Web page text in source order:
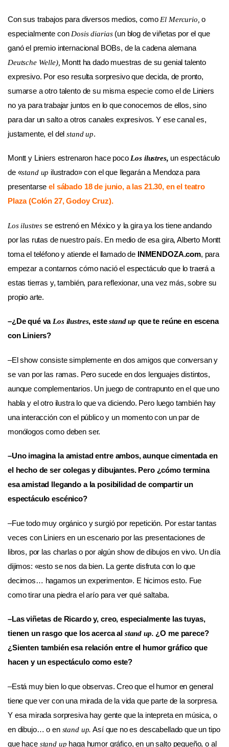
Con sus trabajos para diversos medios, como El Mercurio,o
especialmente con Dosis diarias (un blog de viñetas por el que
ganó el premio internacional BOBs, de la cadena alemana
Deutsche Welle), Montt ha dado muestras de su genial talento
expresivo. Por eso resulta sorpresivo que decida, de pronto,
sumarse a otro talento de su misma especie como el de Liniers
no ya para trabajar juntos en lo que conocemos de ellos, sino
para dar un salto a otros canales expresivos. Y ese canal es,
justamente, el delstand up.
Montt y Liniers estrenaron hace poco Los ilustres, un espectáculo
de «stand up ilustrado» con el que llegarán a Mendoza para
presentarseel sábado 18 de junio, a las 21.30, en el teatro
Plaza (Colón 27, Godoy Cruz).
Los ilustresse estrenó en México y la gira ya los tiene andando
por las rutas de nuestro país. En medio de esa gira, Alberto Montt
toma el teléfono y atiende el llamado de INMENDOZA.com, para
empezar a contarnos cómo nació el espectáculo que lo traerá a
estas tierras y, también, para reflexionar, una vez más, sobre su
propio arte.
–¿De qué va Los ilustres, estestand up que te reúne en escena
con Liniers?
–El show consiste simplemente en dos amigos que conversan y
se van por las ramas. Pero sucede en dos lenguajes distintos,
aunque complementarios. Un juego de contrapunto en el que uno
habla y el otro ilustra lo que va diciendo. Pero luego también hay
una interacción con el público y un momento con un par de
monólogos como deben ser.
–Uno imagina la amistad entre ambos, aunque cimentada en
el hecho de ser colegas y dibujantes. Pero ¿cómo termina
esa amistad llegando a la posibilidad de compartir un
espectáculo escénico?
–Fue todo muy orgánico y surgió por repetición. Por estar tantas
veces con Liniers en un escenario por las presentaciones de
libros, por las charlas o por algún show de dibujos en vivo. Un día
dijimos: «esto se nos da bien. La gente disfruta con lo que
decimos… hagamos un experimento». E hicimos esto. Fue
como tirar una piedra el arío para ver qué saltaba.
–Las viñetas de Ricardo y, creo, especialmente las tuyas,
tienen un rasgo que los acerca al stand up. ¿O me parece?
¿Sienten también esa relación entre el humor gráfico que
hacen y un espectáculo como este?
–Está muy bien lo que observas. Creo que el humor en general
tiene que ver con una mirada de la vida que parte de la sorpresa.
Y esa mirada sorpresiva hay gente que la intepreta en música, o
en dibujo… o en stand up. Así que no es descabellado que un tipo
que hace stand up haga humor gráfico, en un salto pequeño, o al